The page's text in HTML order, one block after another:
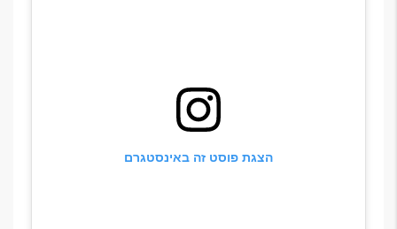
הצגת פוסט זה באינסטגרם